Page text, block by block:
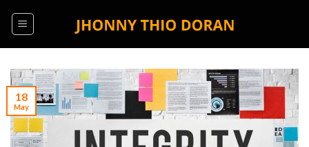
18
May